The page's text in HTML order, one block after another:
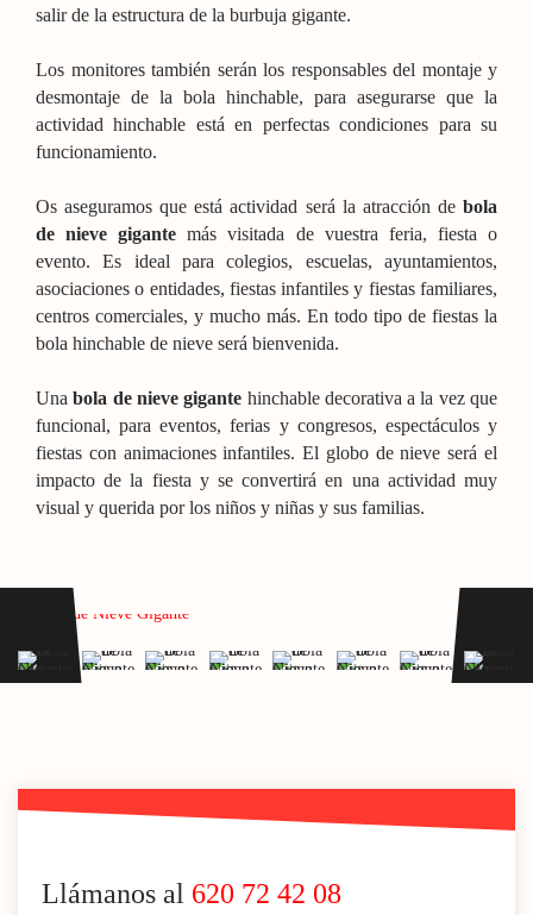
salir de la estructura de la burbuja gigante.
Los monitores también serán los responsables del montaje y
desmontaje de la bola hinchable, para asegurarse que la
actividad hinchable está en perfectas condiciones para su
funcionamiento.
Os aseguramos que está actividad será la atracción de bola
de nieve gigante más visitada de vuestra feria, fiesta o
evento. Es ideal para colegios, escuelas, ayuntamientos,
asociaciones o entidades, fiestas infantiles y fiestas familiares,
centros comerciales, y mucho más. En todo tipo de fiestas la
bola hinchable de nieve será bienvenida.
Unabola de nieve gigante hinchable decorativa a la vez que
funcional, para eventos, ferias y congresos, espectáculos y
fiestas con animaciones infantiles. El globo de nieve será el
impacto de la fiesta y se convertirá en una actividad muy
visual y querida por los niños y niñas y sus familias.
Llámanos al 620 72 42 08